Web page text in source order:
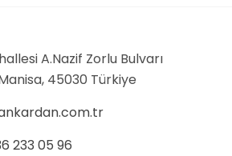
A.Nazif Zorlu Bulvarı
45030 Türkiye
233 05 96